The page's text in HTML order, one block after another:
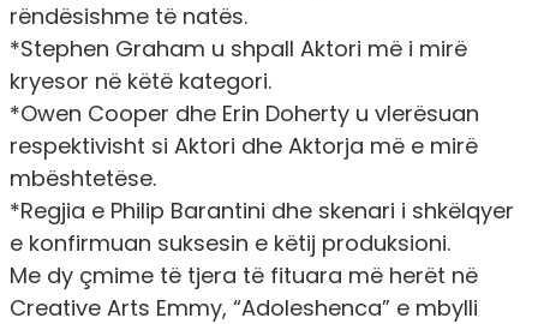
rëndësishme të natës.
*Stephen Graham u shpall Aktori më i mirë
kryesor në këtë kategori.
*Owen Cooper dhe Erin Doherty u vlerësuan
respektivisht si Aktori dhe Aktorja më e mirë
mbështetëse.
*Regjia e Philip Barantini dhe skenari i shkëlqyer
e konfirmuan suksesin e këtij produksioni.
Me dy çmime të tjera të fituara më herët në
Creative Arts Emmy, “Adoleshenca” e mbylli